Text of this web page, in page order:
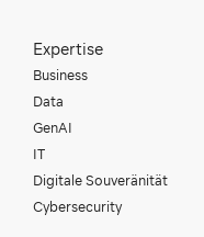
Expertise
Business
Data
GenAI
IT
Digitale Souveränität
Cybersecurity